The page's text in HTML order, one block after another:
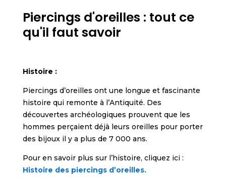
Piercings d'oreilles : tout ce
qu'il faut savoir
Histoire :
Piercings d’oreilles ont une longue et fascinante
histoire qui remonte à l’Antiquité. Des
découvertes archéologiques prouvent que les
hommes perçaient déjà leurs oreilles pour porter
des bijoux il y a plus de 7 000 ans.
Pour en savoir plus sur l’histoire, cliquez ici :
Histoire des piercings d’oreilles.